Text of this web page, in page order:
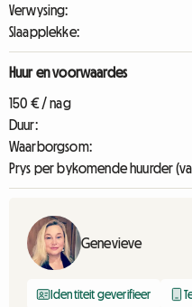
Verwysing:
Slaapplekke:
Huur en voorwaardes
150 € / nag
Duur:
Waarborgsom:
Prys per bykomende huurder
Genevieve
Identiteit geverifieer